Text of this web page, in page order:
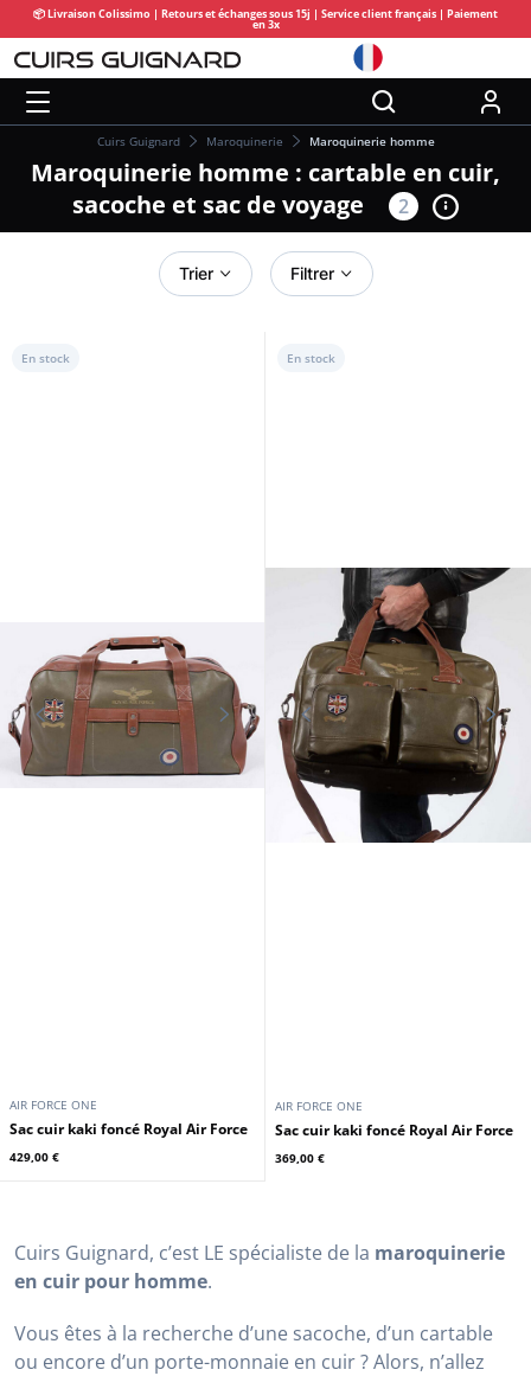
📦 Livraison Colissimo | Retours et échanges sous 15j | Service client français | Paiement
en 3x
Cuirs Guignard Maroquinerie Maroquinerie homme
Maroquinerie homme : cartable en cuir,
sacoche et sac de voyage
2
Trier Filtrer
AIR FORCE ONE
Sac cuir kaki foncé Royal Air Force
429,00 €
En stock
AIR FORCE ONE
Sac cuir kaki foncé Royal Air Force
369,00 €
En stock
Cuirs Guignard, c’est LE spécialiste de la maroquinerie
en cuir pour homme.
Vous êtes à la recherche d’une sacoche, d’un cartable
ou encore d’un porte-monnaie en cuir ? Alors, n’allez